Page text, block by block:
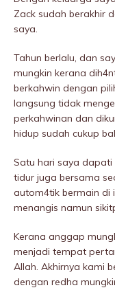
Zack sudah berakhir
saya.
Tahun berlalu, dan
mungkin kerana
berkahwin dengan
langsung tidak
perkahwinan dan
hidup sudah cukup
Satu hari saya
tidur juga bersama
autom4tik bermain di
menangis namun
Kerana anggap
menjadi tempat
Allah. Akhirnya kami
dengan redha